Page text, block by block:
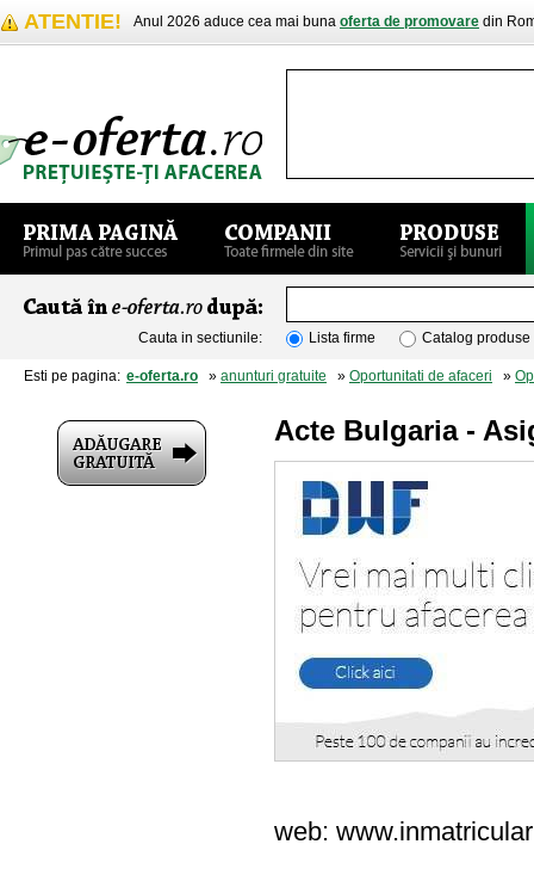
ATENTIE! Anul 2026 aduce cea mai buna oferta de promovare din
Cauta in sectiunile: Lista firme Catalog produse
Esti pe pagina: e-oferta.ro » anunturi gratuite » Oportunitati de afaceri »
Acte Bulgaria -
web: